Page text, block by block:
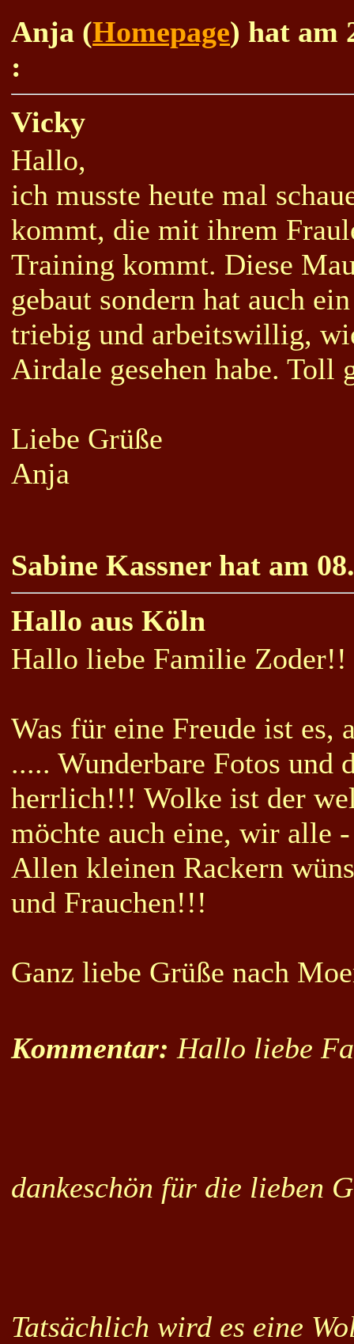
Anja (Homepage) hat am
:
Vicky
Hallo,
ich musste heute mal
kommt, die mit ihrem
Training kommt. Diese
gebaut sondern hat auch
triebig und arbeitswillig,
Airdale gesehen habe. Toll
Liebe Grüße
Anja
Sabine Kassner hat am
Hallo aus Köln
Hallo liebe Familie Zoder!!
Was für eine Freude ist es,
..... Wunderbare Fotos
herrlich!!! Wolke ist der
möchte auch eine, wir alle
Allen kleinen Rackern
und Frauchen!!!
Ganz liebe Grüße nach
Kommentar: Hallo liebe
dankeschön für die lieben
Tatsächlich wird es eine